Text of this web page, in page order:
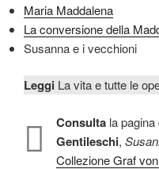
Maria Maddalena
La conversione della
Susanna e i vecchioni
Leggi La vita e tutte le
Consulta la
Gentileschi,
Collezione Graf